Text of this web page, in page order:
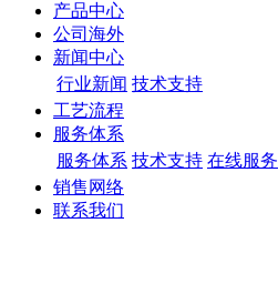
产品中心
公司海外
新闻中心
行业新闻 技术支持
工艺流程
服务体系
服务体系 技术支持 在线服务
销售网络
联系我们